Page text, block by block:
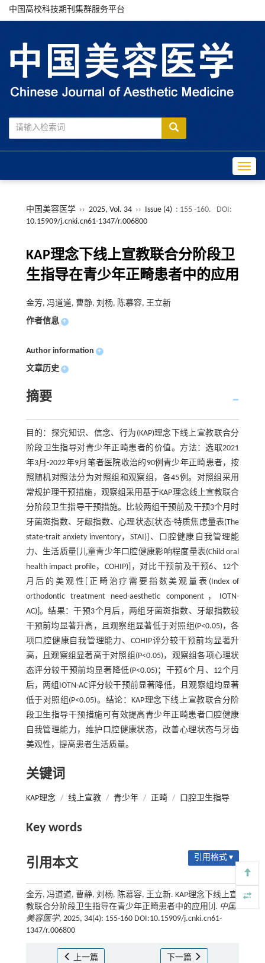
中国高校科技期刊集群服务平台
中国美容医学 ›› 2025, Vol. 34 ›› Issue (4) : 155 -160.
DOI:
10.15909/j.cnki.cn61-1347/r.006800
KAP理念下线上宣教联合分阶段卫
生指导在青少年正畸患者中的应用
金芳, 冯道道, 曹静, 刘杨, 陈慕容, 王立新
作者信息 +
Author information +
文章历史 +
摘要
目的：探究知识、信念、行为(KAP)理念下线上宣教联合分
阶段卫生指导对青少年正畸患者的价值。方法：选取2021
年3月-2022年9月笔者医院收治的90例青少年正畸患者，按
照随机对照法分为对照组和观察组，各45例。对照组采用
常规护理干预措施，观察组采用基于KAP理念线上宣教联合
分阶段卫生指导干预措施。比较两组干预前及干预3个月时
牙菌斑指数、牙龈指数、心理状态[状态-特质焦虑量表(The
state-trait anxiety inventory，STAI)]、口腔健康自我管理能
力、生活质量[儿童青少年口腔健康影响程度量表(Child oral
health impact profile，COHIP)]，对比干预前及干预6、12个
月后的美观性[正畸治疗需要指数美观量表(Index of
orthodontic treatment need-aesthetic component，IOTN-
AC)]。结果：干预3个月后，两组牙菌斑指数、牙龈指数较
干预前均显著升高，且观察组显著低于对照组(P<0.05)，各
项口腔健康自我管理能力、COHIP评分较干预前均显著升
高，且观察组显著高于对照组(P<0.05)，观察组各项心理状
态评分较干预前均显著降低(P<0.05)；干预6个月、12个月
后，两组IOTN-AC评分较干预前显著降低，且观察组均显著
低于对照组(P<0.05)。结论：KAP理念下线上宣教联合分阶
段卫生指导干预措施可有效提高青少年正畸患者口腔健康
自我管理能力，维护口腔健康状态，改善心理状态与牙齿
美观性，提高患者生活质量。
关键词
KAP理念 / 线上宣教 / 青少年 / 正畸 / 口腔卫生指导
Key words
引用本文 引用格式 ▾
金芳, 冯道道, 曹静, 刘杨, 陈慕容, 王立新. KAP理念下线上宣
教联合分阶段卫生指导在青少年正畸患者中的应用[J]. 中国
美容医学, 2025, 34(4): 155-160 DOI:10.15909/j.cnki.cn61-
1347/r.006800
上一篇 下一篇